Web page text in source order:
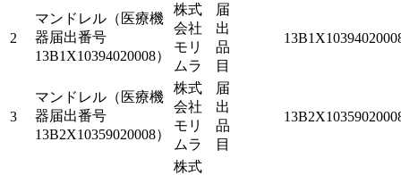
2
マンドレル（医療機
器届出番号
13B1X10394020008）
株式
会社
モリ
ムラ
届
出
品
目
3
マンドレル（医療機
器届出番号
13B2X10359020008）
株式
会社
モリ
ムラ
届
出
品
目
株式